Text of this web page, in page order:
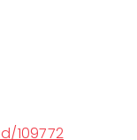
109772